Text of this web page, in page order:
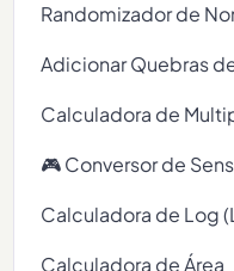
Randomizador de
Adicionar Quebras
Calculadora de
🎮 Conversor de
Calculadora de Log
Calculadora de Área